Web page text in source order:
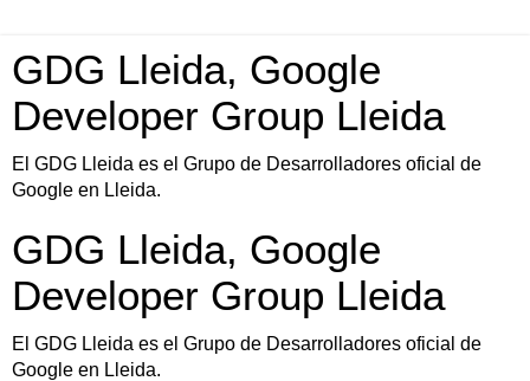
GDG Lleida, Google
Developer Group Lleida
El GDG Lleida es el Grupo de Desarrolladores oficial de
Google en Lleida.
GDG Lleida, Google
Developer Group Lleida
El GDG Lleida es el Grupo de Desarrolladores oficial de
Google en Lleida.